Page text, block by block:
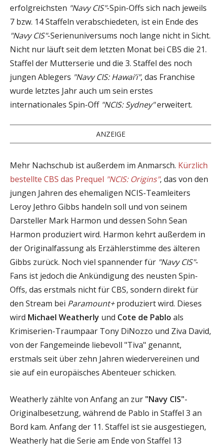
erfolgreichsten "Navy CIS"-Spin-Offs sich nach jeweils
7 bzw. 14 Staffeln verabschiedeten, ist ein Ende des
"Navy CIS"-Serienuniversums noch lange nicht in Sicht.
Nicht nur läuft seit dem letzten Monat bei CBS die 21.
Staffel der Mutterserie und die 3. Staffel des noch
jungen Ablegers "Navy CIS: Hawai’i", das Franchise
wurde letztes Jahr auch um sein erstes
internationales Spin-Off "NCIS: Sydney"erweitert.
ANZEIGE
Mehr Nachschub ist außerdem im Anmarsch. Kürzlich
bestellte CBS das Prequel "NCIS: Origins", das von den
jungen Jahren des ehemaligen NCIS-Teamleiters
Leroy Jethro Gibbs handeln soll und von seinem
Darsteller Mark Harmon und dessen Sohn Sean
Harmon produziert wird. Harmon kehrt außerdem in
der Originalfassung als Erzählerstimme des älteren
Gibbs zurück. Noch viel spannender für "Navy CIS"-
Fans ist jedoch die Ankündigung des neusten Spin-
Offs, das erstmals nicht für CBS, sondern direkt für
den Stream bei Paramount+produziert wird. Dieses
wird Michael Weatherly und Cote de Pablo als
Krimiserien-Traumpaar Tony DiNozzo und Ziva David,
von der Fangemeinde liebevoll "Tiva" genannt,
erstmals seit über zehn Jahren wiedervereinen und
sie auf ein europäisches Abenteuer schicken.
Weatherly zählte von Anfang an zur "Navy CIS"-
Originalbesetzung, während de Pablo in Staffel 3 an
Bord kam. Anfang der 11. Staffel ist sie ausgestiegen,
Weatherly hat die Serie am Ende von Staffel 13